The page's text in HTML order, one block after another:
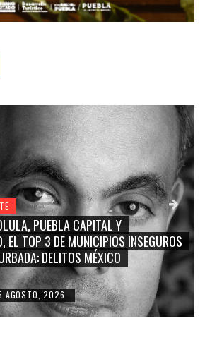
PUEBLA CAPITAL Y
EL TOP 3 DE MUNICIPIOS INSEGUROS
DELITOS MÉXICO
AGOSTO, 2026